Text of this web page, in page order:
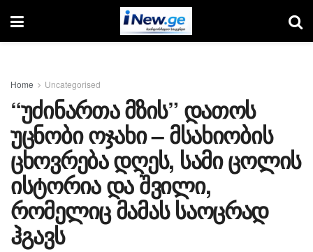
Home Uncategorised
“უძინართა მზის” დათოს
უცნობი ოჯახი – მსახიობის
ცხოვრება დღეს, სამი ცოლის
ისტორია და შვილი,
რომელიც მამას საოცრად
ჰგავს